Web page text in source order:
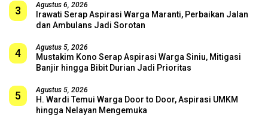
3 Agustus 6, 2026
Irawati Serap Aspirasi Warga Maranti, Perbaikan Jalan
dan Ambulans Jadi Sorotan
4 Agustus 5, 2026
Mustakim Kono Serap Aspirasi Warga Siniu, Mitigasi
Banjir hingga Bibit Durian Jadi Prioritas
5 Agustus 5, 2026
H. Wardi Temui Warga Door to Door, Aspirasi UMKM
hingga Nelayan Mengemuka